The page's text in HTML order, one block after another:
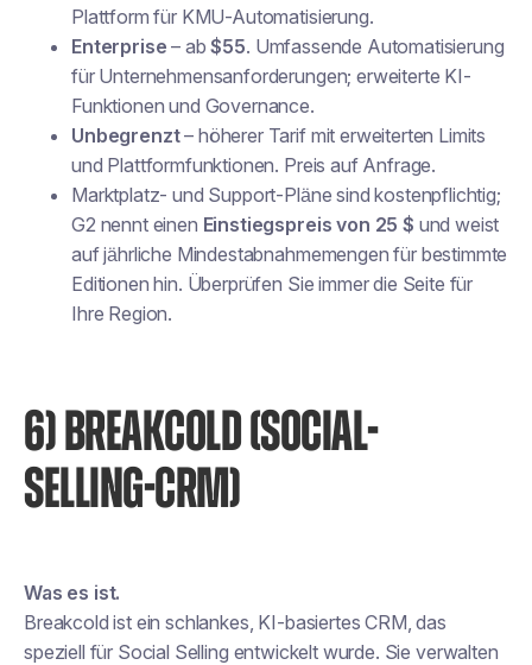
Plattform für KMU-Automatisierung.
Enterprise – ab$55. Umfassende Automatisierung
für Unternehmensanforderungen; erweiterte KI-
Funktionen und Governance.
Unbegrenzt– höherer Tarif mit erweiterten Limits
und Plattformfunktionen. Preis auf Anfrage.
Marktplatz- und Support-Pläne sind kostenpflichtig;
G2 nennt einen Einstiegspreis von 25 $ und weist
auf jährliche Mindestabnahmemengen für bestimmte
Editionen hin. Überprüfen Sie immer die Seite für
Ihre Region.
6) BREAKCOLD (SOCIAL-
SELLING-CRM)
Was es ist.
Breakcold ist ein schlankes, KI-basiertes CRM, das
speziell für Social Selling entwickelt wurde. Sie verwalten